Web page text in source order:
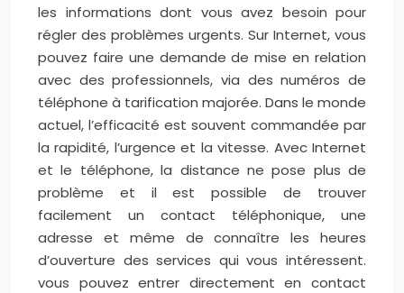
les informations dont vous avez besoin pour
régler des problèmes urgents. Sur Internet, vous
pouvez faire une demande de mise en relation
avec des professionnels, via des numéros de
téléphone à tarification majorée. Dans le monde
actuel, l’efficacité est souvent commandée par
la rapidité, l’urgence et la vitesse. Avec Internet
et le téléphone, la distance ne pose plus de
problème et il est possible de trouver
facilement un contact téléphonique, une
adresse et même de connaître les heures
d’ouverture des services qui vous intéressent.
vous pouvez entrer directement en contact